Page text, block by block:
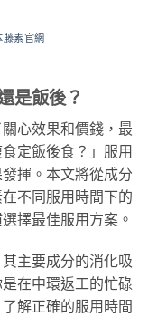
藤素官網
是飯後？
心效果和價錢，最
定飯後食？」服用
揮。本文將從成分
不同服用時間下的
擇最佳服用方案。
主要成分的消化吸
在中環返工的忙碌
解正確的服用時間